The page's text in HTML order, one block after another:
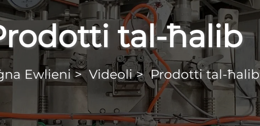
tal-ħalib
Ewlieni>Videoli>Prodotti tal-ħalib